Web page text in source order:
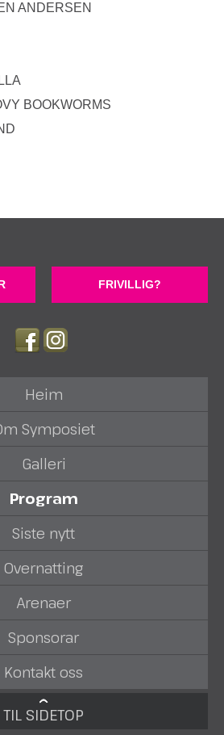
ANDERSEN
BOOKWORMS
FRIVILLIG?
Heim
Symposiet
Galleri
Program
Siste nytt
Overnatting
Arenaer
Sponsorar
Kontakt oss
TIL SIDETOP